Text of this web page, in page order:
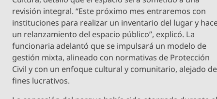
revisión integral. “Este próximo mes entraremos con
instituciones para realizar un inventario del lugar y
un relanzamiento del espacio público”, explicó. La
funcionaria adelantó que se impulsará un modelo de
gestión mixta, alineado con normativas de Protección
Civil y con un enfoque cultural y comunitario, alejado de
fines lucrativos.